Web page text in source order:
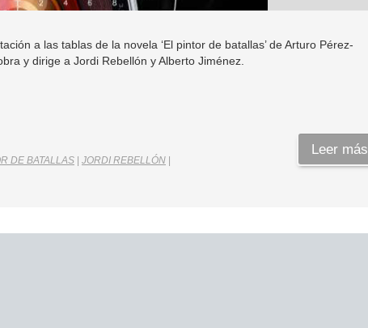
a las tablas de la novela ‘El pintor de batallas’ de Arturo Pérez-
y dirige a Jordi Rebellón y Alberto Jiménez.
DE BATALLAS JORDI REBELLÓN
Leer más